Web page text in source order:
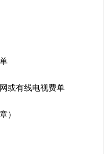
或有线电视费单
）